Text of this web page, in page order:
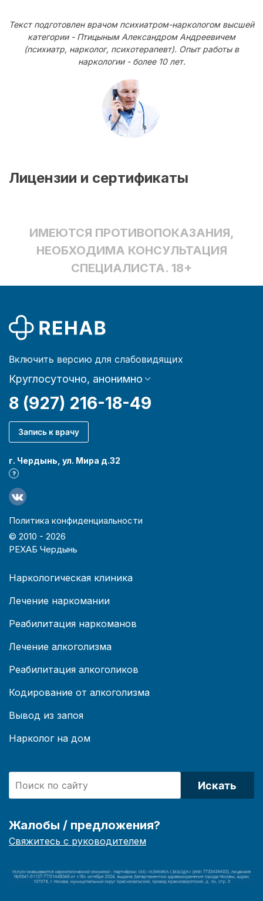
Текст подготовлен врачом психиатром-наркологом высшей
категории - Птицыным Александром Андреевичем
(психиатр, нарколог, психотерапевт). Опыт работы в
наркологии - более 10 лет.
Лицензии и сертификаты
ИМЕЮТСЯ ПРОТИВОПОКАЗАНИЯ,
НЕОБХОДИМА КОНСУЛЬТАЦИЯ
СПЕЦИАЛИСТА. 18+
Включить версию для слабовидящих
Круглосуточно, анонимно
8 (927) 216-18-49
Запись к врачу
г. Чердынь, ул. Мира д.32
?
Политика конфиденциальности
© 2010 - 2026
РЕХАБ Чердынь
Наркологическая клиника
Лечение наркомании
Реабилитация наркоманов
Лечение алкоголизма
Реабилитация алкоголиков
Кодирование от алкоголизма
Вывод из запоя
Нарколог на дом
Искать
Жалобы / предложения?
Свяжитесь с руководителем